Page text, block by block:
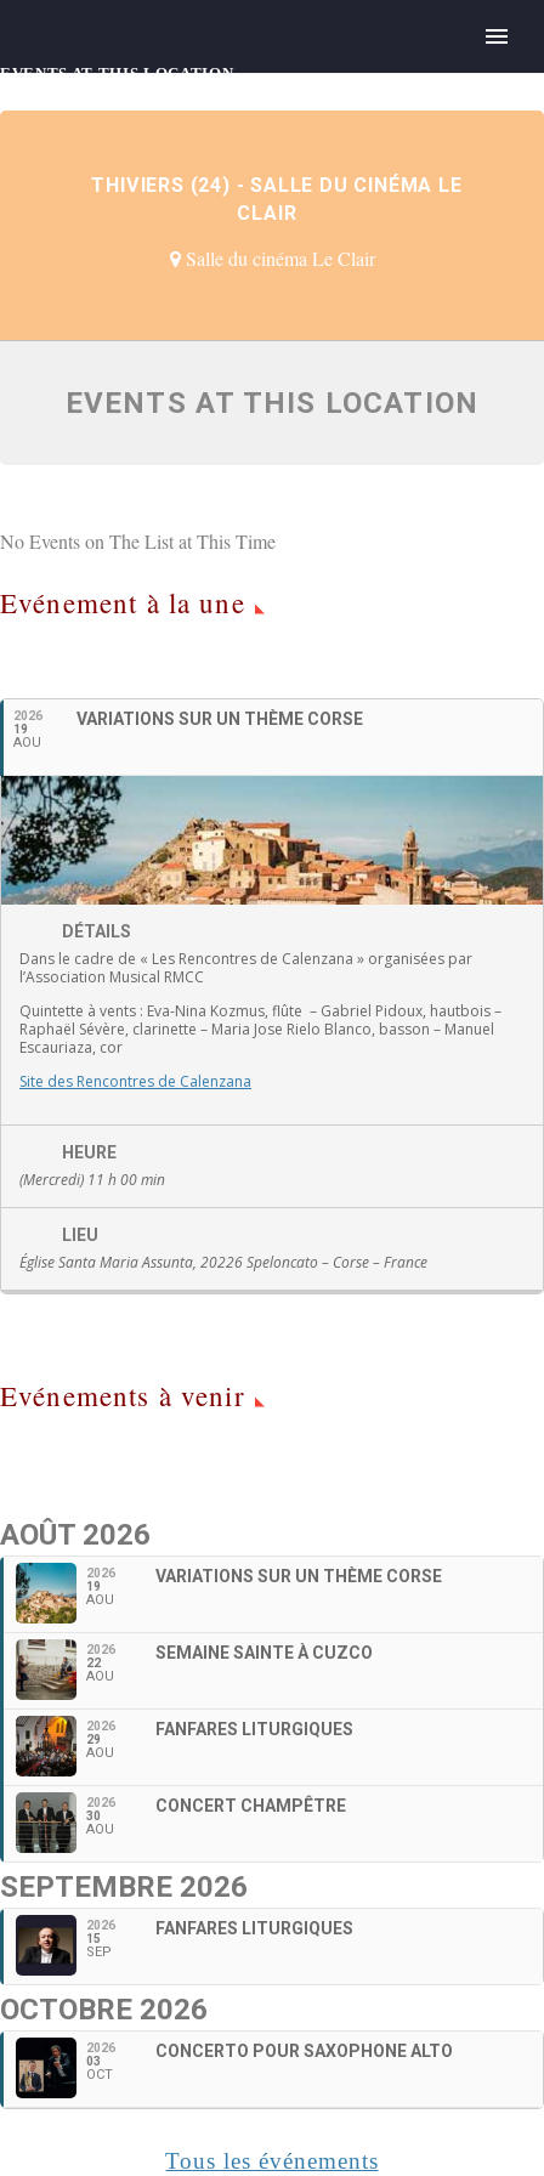
Français
EVENTS AT THIS LOCATION
THIVIERS (24) - SALLE DU CINÉMA LE
CLAIR
Salle du cinéma Le Clair
EVENTS AT THIS LOCATION
No Events on The List at This Time
Evénement à la une
2026
19
AOU
VARIATIONS SUR UN THÈME CORSE
DÉTAILS
Dans le cadre de « Les Rencontres de Calenzana » organisées par
l’Association Musical RMCC
Quintette à vents : Eva-Nina Kozmus, flûte – Gabriel Pidoux, hautbois –
Raphaël Sévère, clarinette – Maria Jose Rielo Blanco, basson – Manuel
Escauriaza, cor
Site des Rencontres de Calenzana
HEURE
(Mercredi) 11 h 00 min
LIEU
Église Santa Maria Assunta, 20226 Speloncato – Corse – France
Evénements à venir
AOÛT 2026
2026
19
AOU
VARIATIONS SUR UN THÈME CORSE
2026
22
AOU
SEMAINE SAINTE À CUZCO
2026
29
AOU
FANFARES LITURGIQUES
2026
30
AOU
CONCERT CHAMPÊTRE
SEPTEMBRE 2026
2026
15
SEP
FANFARES LITURGIQUES
OCTOBRE 2026
2026
03
OCT
CONCERTO POUR SAXOPHONE ALTO
Tous les événements